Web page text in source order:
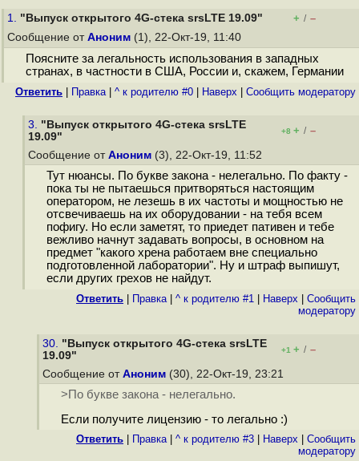
1. "Выпуск открытого 4G-стека srsLTE 19.09" + / –
Сообщение от Аноним (1), 22-Окт-19, 11:40
Поясните за легальность использования в западных
странах, в частности в США, России и, скажем, Германии
Ответить Правка| ^ к родителю #0 Наверх Cообщить модератору
3. "Выпуск открытого 4G-стека srsLTE
19.09"
+8 + / –
Сообщение от Аноним (3), 22-Окт-19, 11:52
Тут нюансы. По букве закона - нелегально. По факту -
пока ты не пытаешься притворяться настоящим
оператором, не лезешь в их частоты и мощностью не
отсвечиваешь на их оборудовании - на тебя всем
пофигу. Но если заметят, то приедет пативен и тебе
вежливо начнут задавать вопросы, в основном на
предмет "какого хрена работаем вне специально
подготовленной лаборатории". Ну и штраф выпишут,
если других грехов не найдут.
Ответить Правка| ^ к родителю #1 Наверх
Cообщить
модератору
30. "Выпуск открытого 4G-стека srsLTE
19.09"
+1 + / –
Сообщение от Аноним (30), 22-Окт-19, 23:21
>По букве закона - нелегально.
Если получите лицензию - то легально :)
Ответить Правка| ^ к родителю #3 Наверх
Cообщить
модератору